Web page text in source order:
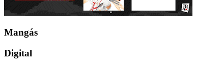
Mangás
Digital